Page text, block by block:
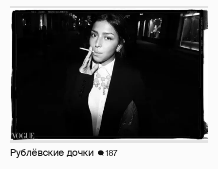
Рублёвские дочки 187